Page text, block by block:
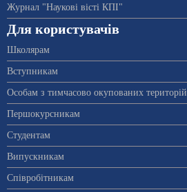
Журнал "Наукові вісті КПІ"
Для користувачів
Школярам
Вступникам
Особам з тимчасово окупованих територій
Першокурсникам
Студентам
Випускникам
Співробітникам